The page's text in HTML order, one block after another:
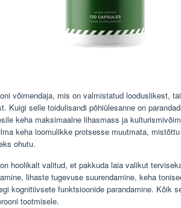
võimendaja, mis on valmistatud looduslikest,
Kuigi selle toidulisandi põhiülesanne on
keha maksimaalne lihasmass ja
keha loomulikke protsesse muutmata,
ohutu.
hoolikalt valitud, et pakkuda laia valikut
lihaste tugevuse suurendamine, keha
kognitiivsete funktsioonide parandamine. Kõik
tootmisele.